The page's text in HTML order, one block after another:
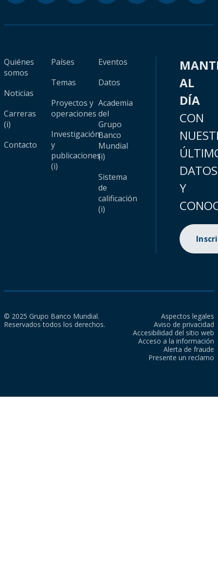
Quiénes
somos
Noticias
Carreras
(i)
Contacto
Países
Temas
Proyectos y
operaciones
Investigación
y
publicaciones
(i)
Eventos
Datos
Academia
del
Grupo
Banco
Mundial
(i)
Sistema
de
calificación
(i)
AL
DÍA
CON
DATOS
Y
© 2025 Grupo Banco Mundial.
Reservados todos los derechos.
Aspectos legales
Aviso de privacidad
Accesibilidad del sitio web
Acceso a la información
Alerta de fraude
Presente un reclamo